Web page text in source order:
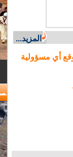
المزيد...
أي مسؤولية